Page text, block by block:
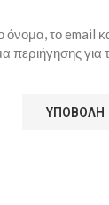
το email
περιήγησης